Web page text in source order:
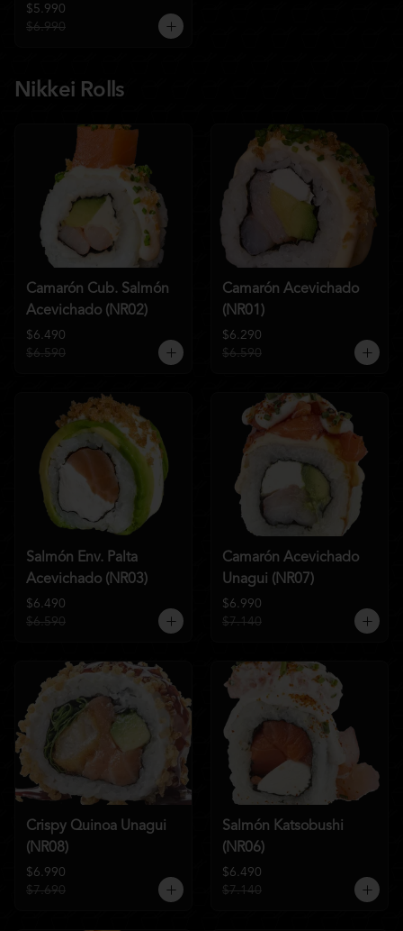
$5.990
$6.990
Nikkei Rolls
Camarón Cub. Salmón
Acevichado (NR02)
$6.490
$6.590
Camarón Acevichado
(NR01)
$6.290
$6.590
Salmón Env. Palta
Acevichado (NR03)
$6.490
$6.590
Camarón Acevichado
Unagui (NR07)
$6.990
$7.140
Crispy Quinoa Unagui
(NR08)
$6.990
$7.690
Salmón Katsobushi
(NR06)
$6.490
$7.140